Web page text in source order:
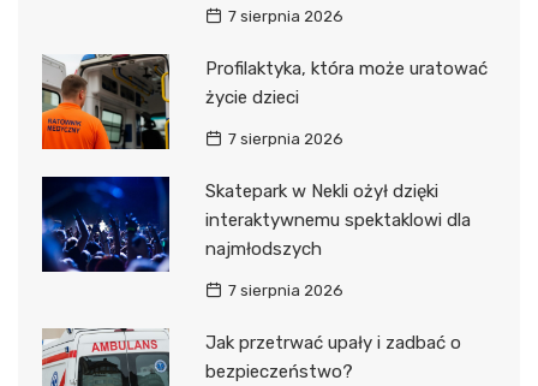
7 sierpnia 2026
Profilaktyka, która może uratować
życie dzieci
7 sierpnia 2026
Skatepark w Nekli ożył dzięki
interaktywnemu spektaklowi dla
najmłodszych
7 sierpnia 2026
Jak przetrwać upały i zadbać o
bezpieczeństwo?